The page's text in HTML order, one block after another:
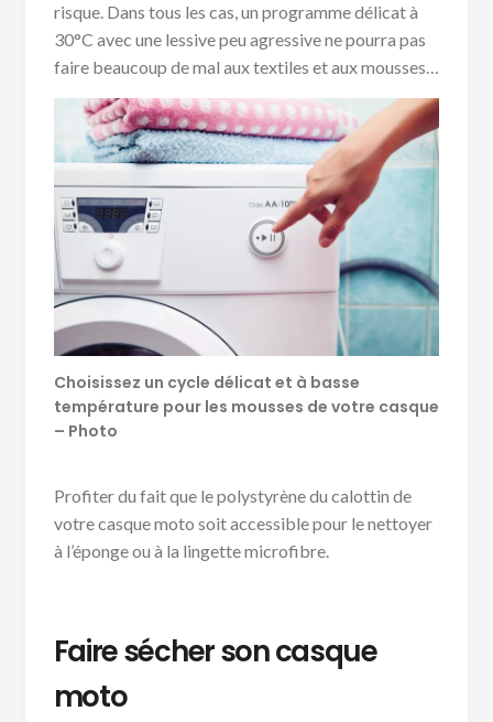
risque. Dans tous les cas, un programme délicat à
30°C avec une lessive peu agressive ne pourra pas
faire beaucoup de mal aux textiles et aux mousses…
Choisissez un cycle délicat et à basse
température pour les mousses de votre casque
– Photo
Profiter du fait que le polystyrène du calottin de
votre casque moto soit accessible pour le nettoyer
à l’éponge ou à la lingette microfibre.
Faire sécher son casque
moto